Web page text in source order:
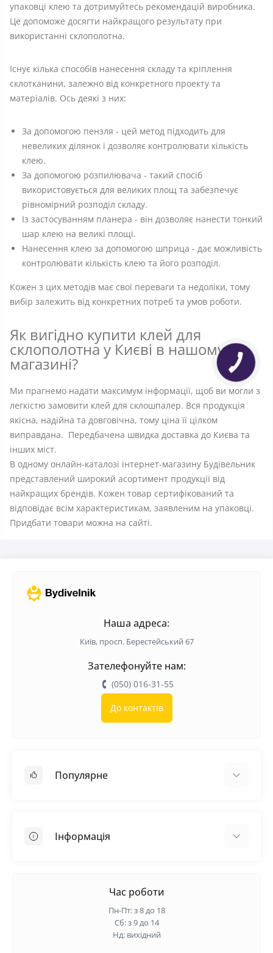
упаковці клею та дотримуйтесь рекомендацій виробника.
Це допоможе досягти найкращого результату при
використанні склополотна.
Існує кілька способів нанесення складу та кріплення
склотканини, залежно від конкретного проекту та
матеріалів. Ось деякі з них:
За допомогою пензля - цей метод підходить для
невеликих ділянок і дозволяє контролювати кількість
клею.
За допомогою розпилювача - такий спосіб
використовується для великих площ та забезпечує
рівномірний розподіл складу.
Із застосуванням планера - він дозволяє нанести тонкий
шар клею на великі площі.
Нанесення клею за допомогою шприца - дає можливість
контролювати кількість клею та його розподіл.
Кожен з цих методів має свої переваги та недоліки, тому
вибір залежить від конкретних потреб та умов роботи.
Як вигідно купити клей для
склополотна у Києві в нашому
магазині?
Ми прагнемо надати максимум інформації, щоб ви могли з
легкістю замовити клей для склошпалер. Вся продукція
якісна, надійна та довговічна, тому ціна її цілком
виправдана. Передбачена швидка доставка до Києва та
інших міст.
В одному онлайн-каталозі інтернет-магазину Будівельник
представлений широкий асортимент продукції від
найкращих брендів. Кожен товар сертифікований та
відповідає всім характеристикам, заявленим на упаковці.
Придбати товари можна на сайті.
Наша адреса:
Київ, просп. Берестейський 67
Зателефонуйте нам:
(050) 016-31-55
До контактів
Популярне
Самовирівнююча суміш
Інформація
Гарантія та повернення
Час роботи
Пн-Пт: з 8 до 18
Сб: з 9 до 14
Нд: вихідний